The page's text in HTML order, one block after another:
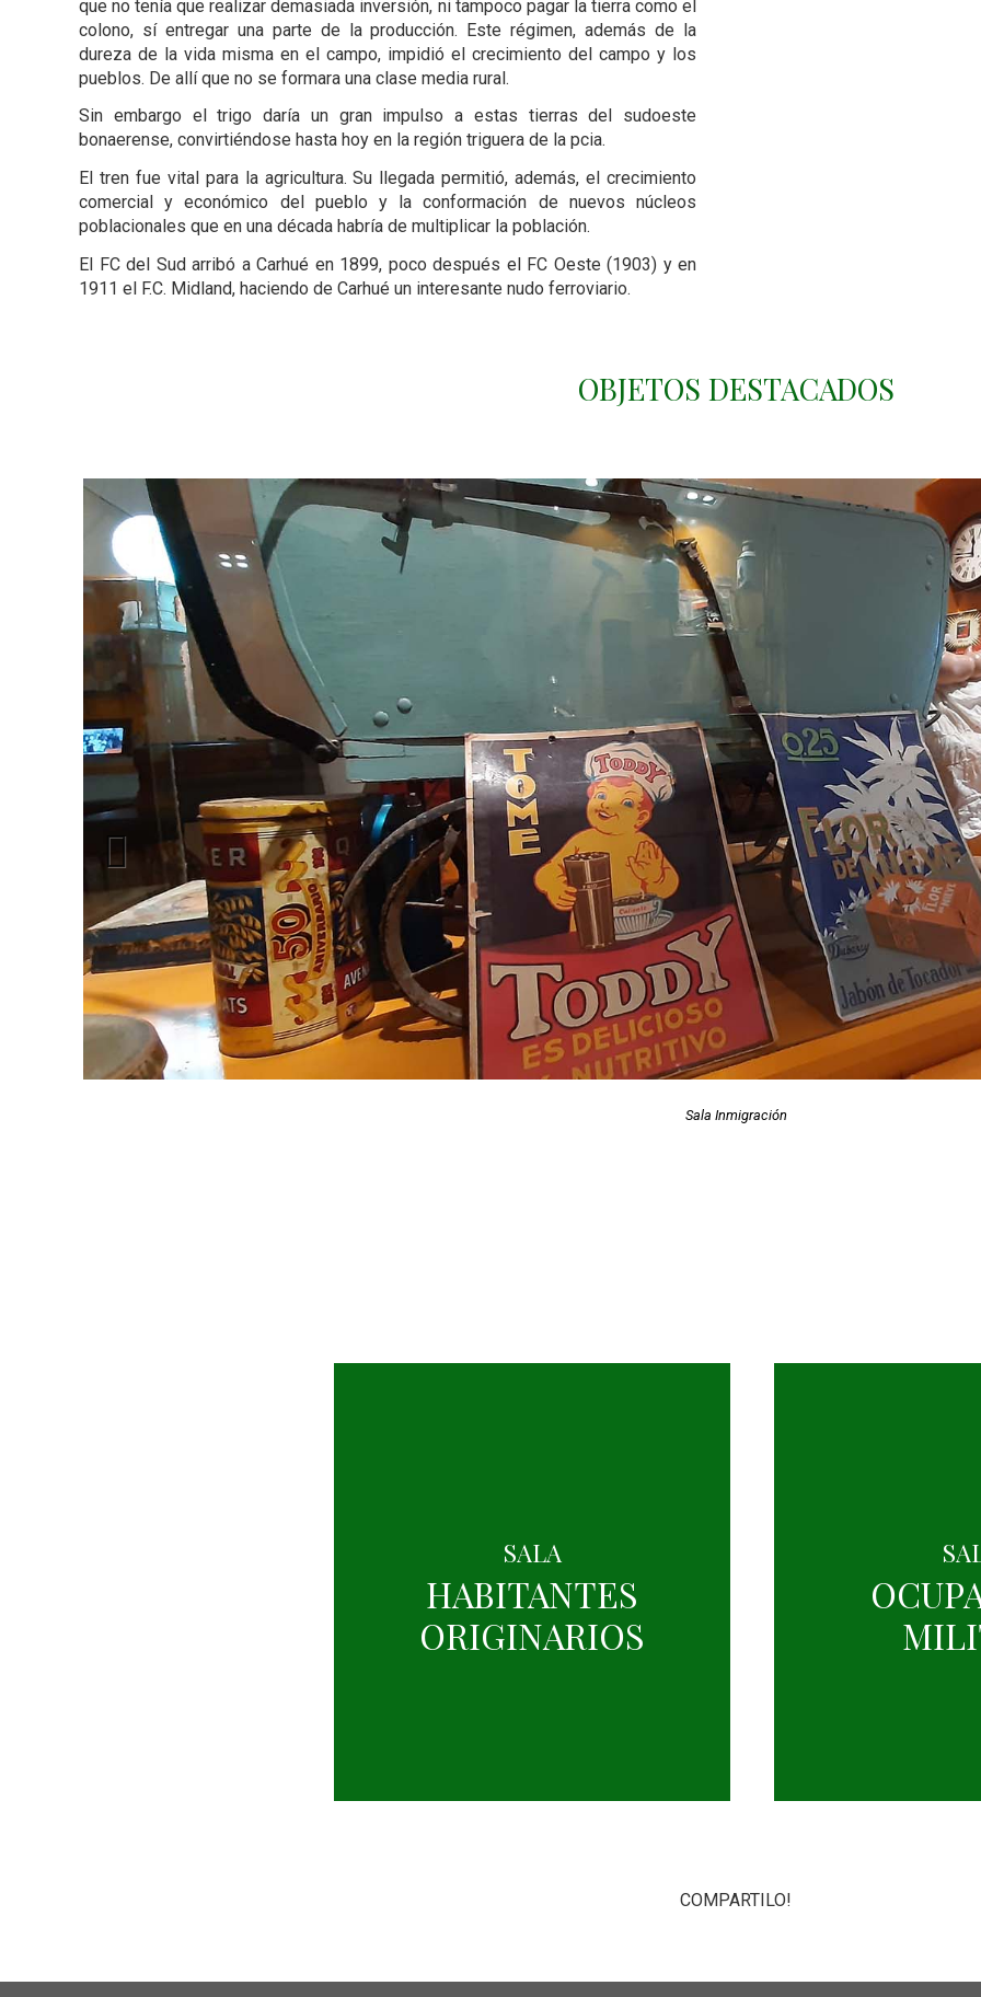
que no tenía que realizar demasiada inversión, ni tampoco pagar la tierra como el
colono, sí entregar una parte de la producción. Este régimen, además de la
dureza de la vida misma en el campo, impidió el crecimiento del campo y los
pueblos. De allí que no se formara una clase media rural.
Sin embargo el trigo daría un gran impulso a estas tierras del sudoeste
bonaerense, convirtiéndose hasta hoy en la región triguera de la pcia.
El tren fue vital para la agricultura. Su llegada permitió, además, el crecimiento
comercial y económico del pueblo y la conformación de nuevos núcleos
poblacionales que en una década habría de multiplicar la población.
El FC del Sud arribó a Carhué en 1899, poco después el FC Oeste (1903) y en
1911 el F.C. Midland, haciendo de Carhué un interesante nudo ferroviario.
OBJETOS DESTACADOS
Sala Inmigración
Previous
SALA
HABITANTES
ORIGINARIOS
COMPARTILO!